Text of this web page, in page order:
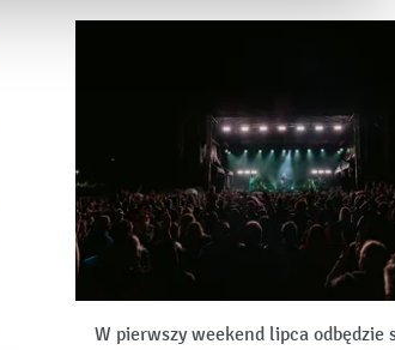
W pierwszy weekend lipca odbędzie